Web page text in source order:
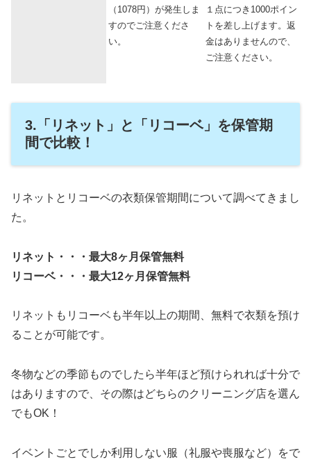
（1078円）が発生しま
すのでご注意くださ
い。
１点につき1000ポイン
トを差し上げます。返
金はありませんので、
ご注意ください。
3.「リネット」と「リコーベ」を保管期
間で比較！
リネットとリコーベの衣類保管期間について調べてきまし
た。
リネット・・・最大8ヶ月保管無料
リコーベ・・・最大12ヶ月保管無料
リネットもリコーベも半年以上の期間、無料で衣類を預け
ることが可能です。
冬物などの季節ものでしたら半年ほど預けられれば十分で
はありますので、その際はどちらのクリーニング店を選ん
でもOK！
イベントごとでしか利用しない服（礼服や喪服など）をで